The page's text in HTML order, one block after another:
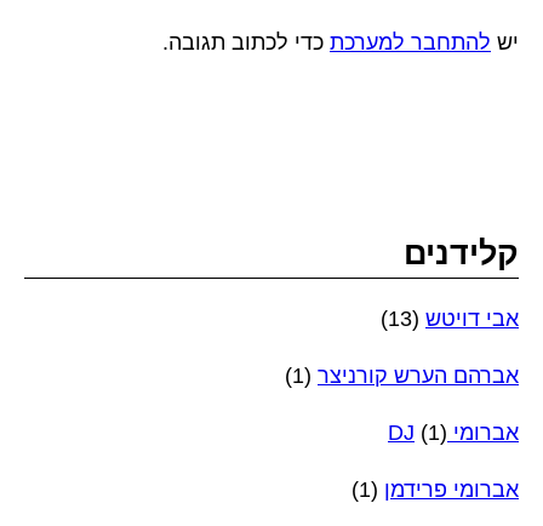
יש להתחבר למערכת כדי לכתוב תגובה.
קלידנים
אבי דויטש (13)
אברהם הערש קורניצר (1)
אברומי DJ (1)
אברומי פרידמן (1)